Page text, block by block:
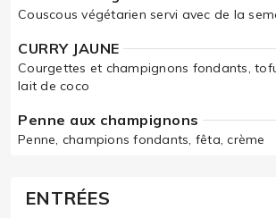
Couscous végétarien servi avec de la
CURRY JAUNE
Courgettes et champignons fondants,
lait de coco
Penne aux champignons
Penne, champions fondants, fêta, crème
ENTRÉES